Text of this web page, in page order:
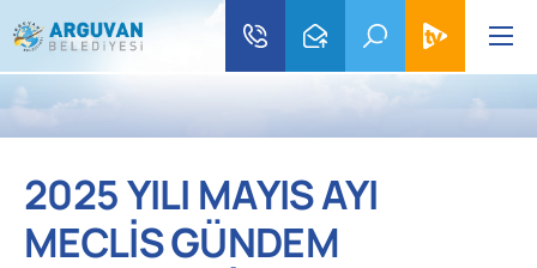
2025 YILI MAYIS AYI
MECLİS GÜNDEM